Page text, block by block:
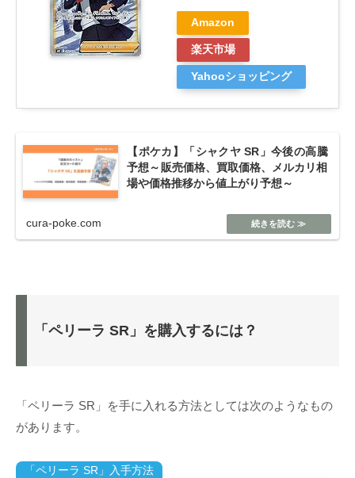
Amazon
楽天市場
Yahooショッピング
【ポケカ】「シャクヤ SR」今後の高騰
予想～販売価格、買取価格、メルカリ相
場や価格推移から値上がり予想～
cura-poke.com
「ペリーラ SR」を購入するには？
「ペリーラ SR」を手に入れる方法としては次のようなもの
があります。
「ペリーラ SR」入手方法